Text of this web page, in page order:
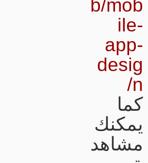
b/mob
ile-
app-
desig
n/
كما
يمكنك
مشاهد